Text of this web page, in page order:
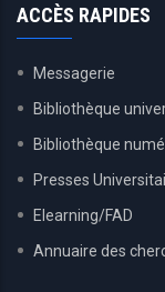
ACCÈS RAPIDES
Messagerie
Bibliothèque
Bibliothèque
Presses
Elearning/FAD
Annuaire des